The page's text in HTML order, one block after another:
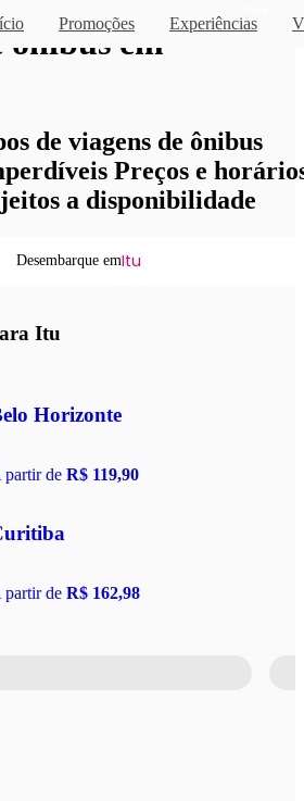
Promoções Experiências
ônibus em
de viagens de ônibus
Preços e
a disponibilidade
Desembarque emItu
Itu
Horizonte
partir de R$ 119,90
partir de R$ 162,98